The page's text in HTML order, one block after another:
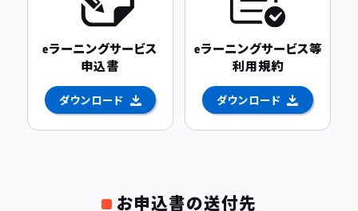
eラーニングサービス
申込書
ダウンロード
eラーニングサービス等
利用規約
ダウンロード
お申込書の送付先